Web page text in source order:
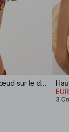
Haut de bikini bandeau avec nœud sur le devant
3